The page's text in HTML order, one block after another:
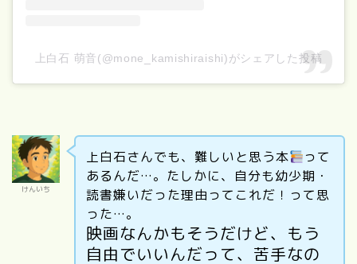
上白石 萌音(@mone_kamishiraishi)がシェアした投稿
けんいち
上白石さんでも、難しいと思う本
って
あるんだ…。たしかに、自分も幼少期・
読書嫌いだった理由ってこれだ！って思
った…。
映画なんかもそうだけど、もう
自由でいいんだって、苦手なの